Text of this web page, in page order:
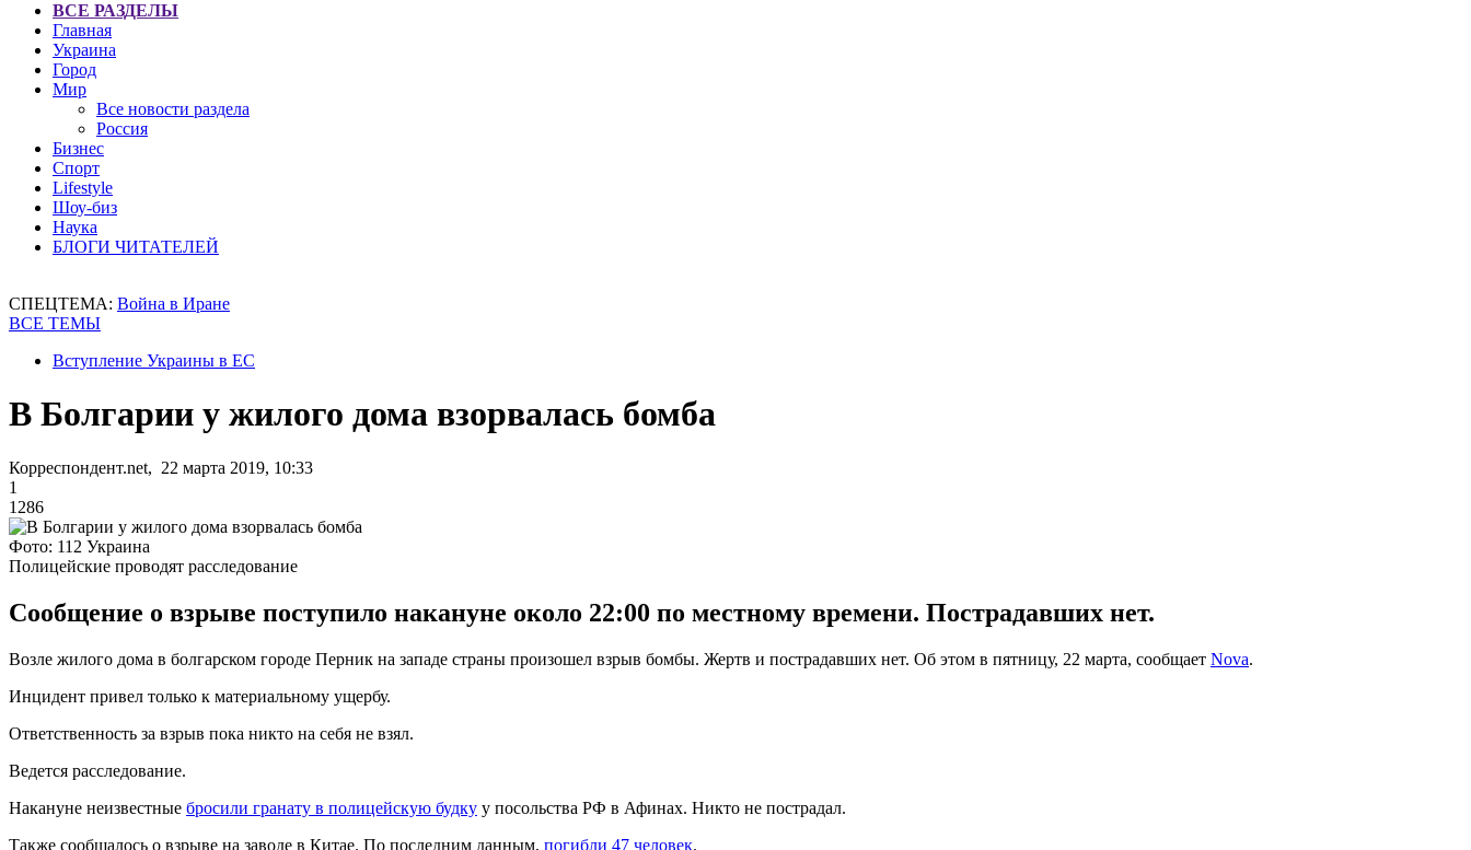
ВСЕ РАЗДЕЛЫ
Главная
Украина
Город
Мир
Все новости раздела
Россия
Бизнес
Спорт
Lifestyle
Шоу-биз
Наука
БЛОГИ ЧИТАТЕЛЕЙ
СПЕЦТЕМА: Война в Иране
ВСЕ ТЕМЫ
Вступление Украины в ЕС
В Болгарии у жилого дома взорвалась бомба
Корреспондент.net, 22 марта 2019, 10:33
1
1286
Фото: 112 Украина
Полицейские проводят расследование
Сообщение о взрыве поступило накануне около 22:00 по местному времени. Пострадавших нет.
Возле жилого дома в болгарском городе Перник на западе страны произошел взрыв бомбы. Жертв и пострадавших нет. Об этом в пятницу, 22 марта, сообщает Nova.
Инцидент привел только к материальному ущербу.
Ответственность за взрыв пока никто на себя не взял.
Ведется расследование.
Накануне неизвестные бросили гранату в полицейскую будку у посольства РФ в Афинах. Никто не пострадал.
Также сообщалось о взрыве на заводе в Китае. По последним данным, погибли 47 человек.